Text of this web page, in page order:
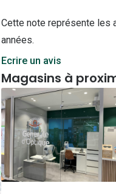
Cette note représente les
années.
Ecrire un avis
Magasins à